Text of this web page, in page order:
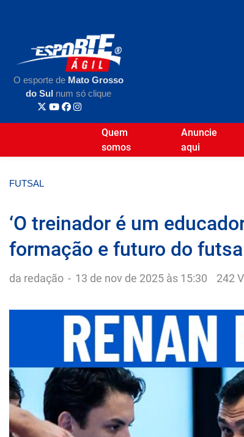
O esporte de Mato Grosso
do Sul num só clique
Quem
somos
Anuncie
aqui
FUTSAL
‘O treinador é um
formação e futuro do
da redação - 13 de nov de 2025 às 15:30 242